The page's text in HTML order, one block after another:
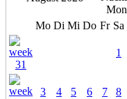
Mo Di Mi Do Fr Sa
1
3 4 5 6 7 8